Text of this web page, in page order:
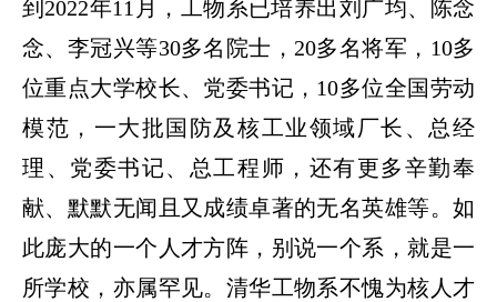
到 2022年11 月，工物系已培养出刘广均、陈念
念、李冠兴等30多名院士， 20多名将军， 10多
位重点大学校长、党委书记， 10多位全国劳动
模范，一大批国防及核工业领域厂长、总经
理、党委书记、总工程师，还有更多辛勤奉
献、默默无闻且又成绩卓著的无名英雄等。如
此庞大的一个人才方阵，别说一个系，就是一
所学校，亦属罕见。清华工物系不愧为核人才